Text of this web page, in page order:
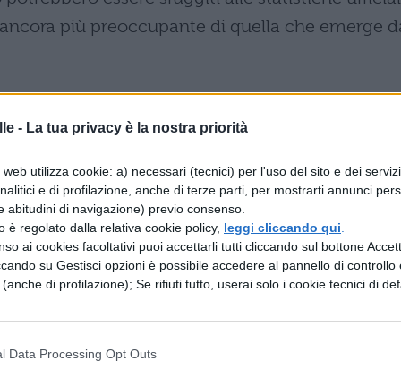
- La tua privacy è la nostra priorità
utilizza cookie: a) necessari (tecnici) per l'uso del sito e dei
e di profilazione, anche di terze parti, per mostrarti annunci
abitudini di navigazione) previo consenso.
è regolato dalla relativa cookie policy, leggi cliccando qui
ai cookies facoltativi puoi accettarli tutti cliccando sul bottone
su Gestisci opzioni è possibile accedere al pannello di controllo
di profilazione); Se rifiuti tutto, userai solo i cookie tecnici di
Data Processing Opt Outs
più preoccupante di quella che emerge
è caratterizzato da livelli di stress
burnout che emerge come una delle principali
dei docenti. Contrariamente alla percezione
e lunghe vacanze estive, la realtà
che gravano sulla salute mentale degli
con l’insegnamento, alla base si